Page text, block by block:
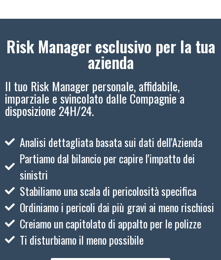
Risk Manager esclusivo per la tua
azienda
Il tuo Risk Manager personale, affidabile,
imparziale e svincolato dalle Compagnie a
disposizione 24H/24.
Analisi dettagliata basata sui dati dell'Azienda
Partiamo dal bilancio per capire l'impatto dei
sinistri
Stabiliamo una scala di pericolosità specifica
Ordiniamo i pericoli dai più gravi ai meno rischiosi
Creiamo un capitolato di appalto per le polizze
Ti disturbiamo il meno possibile